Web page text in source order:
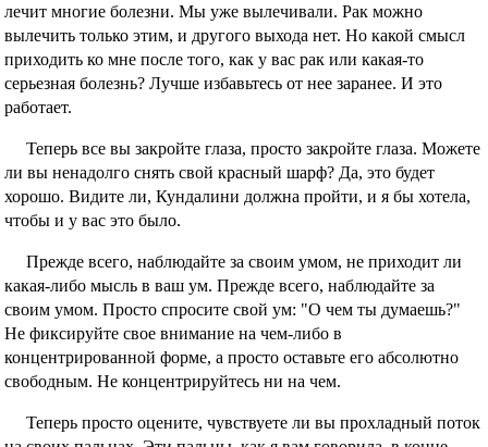
лечит многие болезни. Мы уже вылечивали. Рак можно
вылечить только этим, и другого выхода нет. Но какой смысл
приходить ко мне после того, как у вас рак или какая-то
серьезная болезнь? Лучше избавьтесь от нее заранее. И это
работает.
Теперь все вы закройте глаза, просто закройте глаза. Можете
ли вы ненадолго снять свой красный шарф? Да, это будет
хорошо. Видите ли, Кундалини должна пройти, и я бы хотела,
чтобы и у вас это было.
Прежде всего, наблюдайте за своим умом, не приходит ли
какая-либо мысль в ваш ум. Прежде всего, наблюдайте за
своим умом. Просто спросите свой ум: "О чем ты думаешь?"
Не фиксируйте свое внимание на чем-либо в
концентрированной форме, а просто оставьте его абсолютно
свободным. Не концентрируйтесь ни на чем.
Теперь просто оцените, чувствуете ли вы прохладный поток